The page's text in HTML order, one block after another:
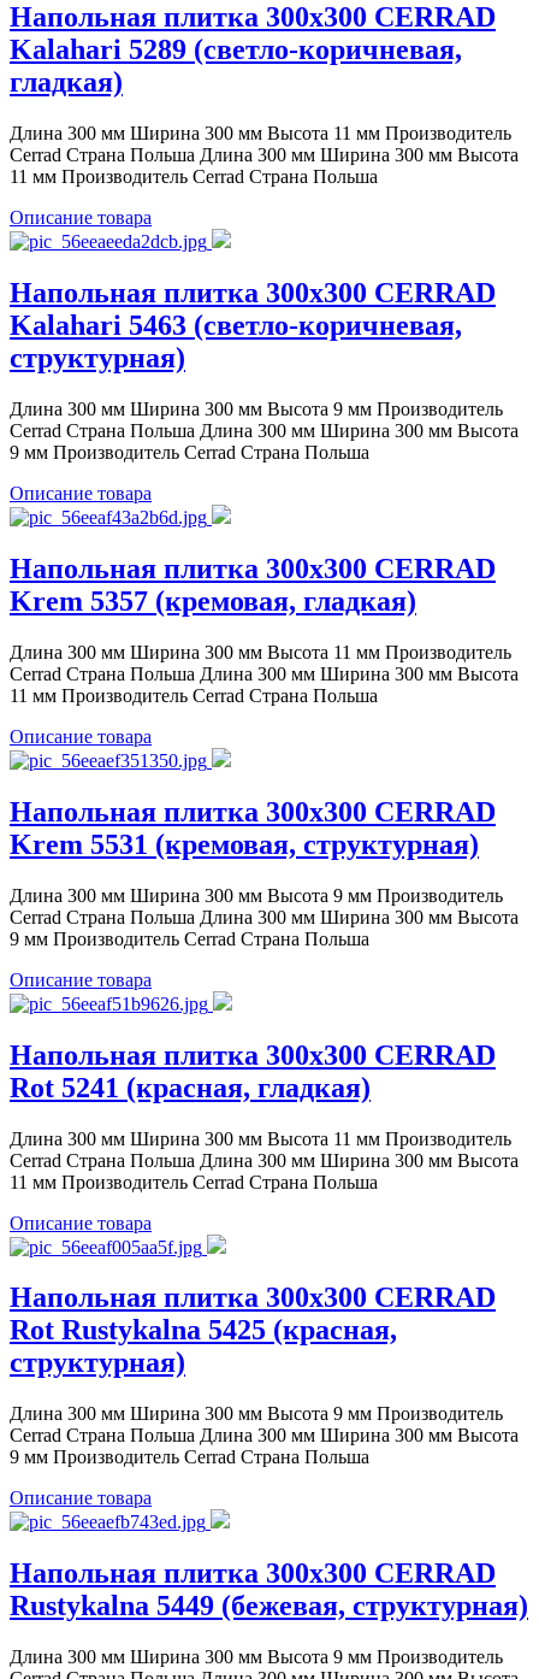
Напольная плитка 300x300 CERRAD
Kalahari 5289 (светло-коричневая,
гладкая)
Длина 300 мм Ширина 300 мм Высота 11 мм Производитель
Cerrad Страна Польша Длина 300 мм Ширина 300 мм Высота
11 мм Производитель Cerrad Страна Польша
Описание товара
Напольная плитка 300x300 CERRAD
Kalahari 5463 (светло-коричневая,
структурная)
Длина 300 мм Ширина 300 мм Высота 9 мм Производитель
Cerrad Страна Польша Длина 300 мм Ширина 300 мм Высота
9 мм Производитель Cerrad Страна Польша
Описание товара
Напольная плитка 300x300 CERRAD
Krem 5357 (кремовая, гладкая)
Длина 300 мм Ширина 300 мм Высота 11 мм Производитель
Cerrad Страна Польша Длина 300 мм Ширина 300 мм Высота
11 мм Производитель Cerrad Страна Польша
Описание товара
Напольная плитка 300x300 CERRAD
Krem 5531 (кремовая, структурная)
Длина 300 мм Ширина 300 мм Высота 9 мм Производитель
Cerrad Страна Польша Длина 300 мм Ширина 300 мм Высота
9 мм Производитель Cerrad Страна Польша
Описание товара
Напольная плитка 300x300 CERRAD
Rot 5241 (красная, гладкая)
Длина 300 мм Ширина 300 мм Высота 11 мм Производитель
Cerrad Страна Польша Длина 300 мм Ширина 300 мм Высота
11 мм Производитель Cerrad Страна Польша
Описание товара
Напольная плитка 300x300 CERRAD
Rot Rustykalna 5425 (красная,
структурная)
Длина 300 мм Ширина 300 мм Высота 9 мм Производитель
Cerrad Страна Польша Длина 300 мм Ширина 300 мм Высота
9 мм Производитель Cerrad Страна Польша
Описание товара
Напольная плитка 300x300 CERRAD
Rustykalna 5449 (бежевая, структурная)
Длина 300 мм Ширина 300 мм Высота 9 мм Производитель